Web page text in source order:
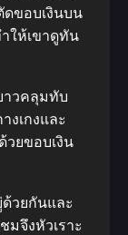
ขอบเงินบน
ให้เขาดูทัน
าวคลุมทับ
งเกงและ
วยขอบเงิน
วยกันและ
จึงหัวเราะ